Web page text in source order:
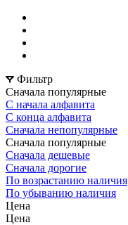
Фильтр
Сначала популярные
С начала алфавита
С конца алфавита
Сначала непопулярные
Сначала популярные
Сначала дешевые
Сначала дорогие
По возрастанию наличия
По убыванию наличия
Цена
Цена